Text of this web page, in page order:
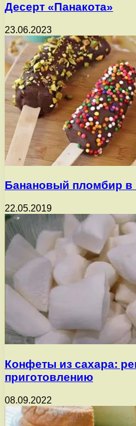
Десерт «Панакота»
23.06.2023
Банановый пломбир в
22.05.2019
Конфеты из сахара:
приготовлению
08.09.2022